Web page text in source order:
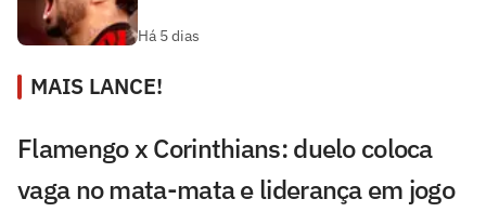
Há 5 dias
MAIS LANCE!
Flamengo x Corinthians: duelo coloca
vaga no mata-mata e liderança em jogo